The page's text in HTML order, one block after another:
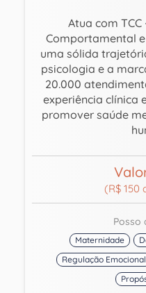
Atua com
Comportamental
uma sólida
psicologia e a
20.000
experiência clínica
promover saúde
(R$ 150
Posso
Maternidade
Regulação Emocional